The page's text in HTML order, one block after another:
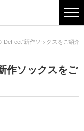
新作ソックスをご紹介
作ソックスをご